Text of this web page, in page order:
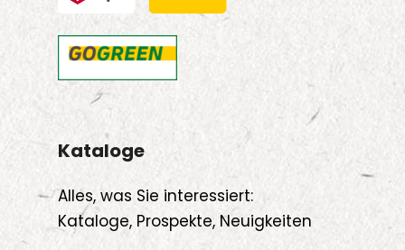
Kataloge
Alles, was Sie interessiert:
Kataloge, Prospekte, Neuigkeiten